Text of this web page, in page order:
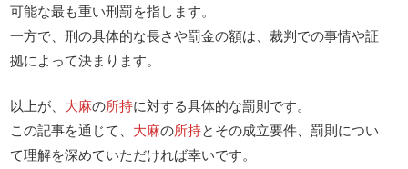
可能な最も重い刑罰を指します。
一方で、刑の具体的な長さや罰金の額は、裁判での事情や証
拠によって決まります。
以上が、 大麻の所持に対する具体的な罰則です。
この記事を通じて、 大麻の所持とその成立要件、罰則につい
て理解を深めていただければ幸いです。